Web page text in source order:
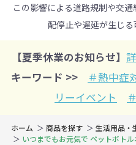
この影響による道路規制や交
配停止や遅延が生じる
【夏季休業のお知らせ】
キーワード >>
＃熱中症
リーイベント
ホーム 商品を探す 生活用品・
いつまでもお元気で ペットボト